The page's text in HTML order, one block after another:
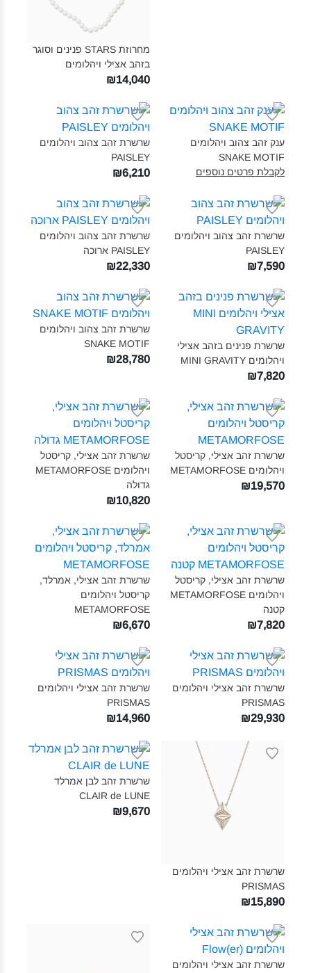
מחרוזת STARS פנינים וסוגר
בזהב אצילי ויהלומים‎‎
₪14,040
ענק זהב צהוב ויהלומים
SNAKE MOTIF‎
לקבלת פרטים נוספים
שרשרת זהב צהוב ויהלומים
PAISLEY‎
₪6,210
שרשרת זהב צהוב ויהלומים
PAISLEY‎
₪7,590
שרשרת זהב צהוב ויהלומים
PAISLEY ארוכה‎
₪22,330
שרשרת פנינים בזהב אצילי
ויהלומים MINI GRAVITY‎
₪7,820
שרשרת זהב צהוב ויהלומים
SNAKE MOTIF‎
₪28,780
שרשרת זהב אצילי, קריסטל
ויהלומים METAMORFOSE‎
₪19,570
שרשרת זהב אצילי, קריסטל
ויהלומים METAMORFOSE
גדולה‎
₪10,820
שרשרת זהב אצילי, קריסטל
ויהלומים METAMORFOSE
קטנה‎
₪7,820
שרשרת זהב אצילי, אמרלד,
קריסטל ויהלומים
METAMORFOSE‎
₪6,670
שרשרת זהב אצילי ויהלומים
PRISMAS‎
₪29,930
שרשרת זהב אצילי ויהלומים
PRISMAS‎
₪14,960
שרשרת זהב אצילי ויהלומים
PRISMAS‎
₪15,890
שרשרת זהב לבן אמרלד
CLAIR de LUNE‎
₪9,670
שרשרת זהב אצילי ויהלומים